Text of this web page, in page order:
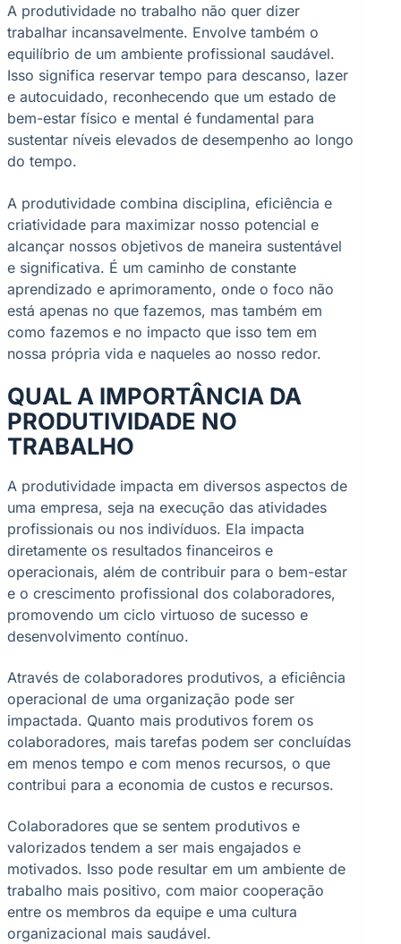
A produtividade no trabalho não quer dizer
trabalhar incansavelmente. Envolve também o
equilíbrio de um ambiente profissional saudável.
Isso significa reservar tempo para descanso, lazer
e autocuidado, reconhecendo que um estado de
bem-estar físico e mental é fundamental para
sustentar níveis elevados de desempenho ao longo
do tempo.
A produtividade combina disciplina, eficiência e
criatividade para maximizar nosso potencial e
alcançar nossos objetivos de maneira sustentável
e significativa. É um caminho de constante
aprendizado e aprimoramento, onde o foco não
está apenas no que fazemos, mas também em
como fazemos e no impacto que isso tem em
nossa própria vida e naqueles ao nosso redor.
QUAL A IMPORTÂNCIA DA
PRODUTIVIDADE NO
TRABALHO
A produtividade impacta em diversos aspectos de
uma empresa, seja na execução das atividades
profissionais ou nos indivíduos. Ela impacta
diretamente os resultados financeiros e
operacionais, além de contribuir para o bem-estar
e o crescimento profissional dos colaboradores,
promovendo um ciclo virtuoso de sucesso e
desenvolvimento contínuo.
Através de colaboradores produtivos, a eficiência
operacional de uma organização pode ser
impactada. Quanto mais produtivos forem os
colaboradores, mais tarefas podem ser concluídas
em menos tempo e com menos recursos, o que
contribui para a economia de custos e recursos.
Colaboradores que se sentem produtivos e
valorizados tendem a ser mais engajados e
motivados. Isso pode resultar em um ambiente de
trabalho mais positivo, com maior cooperação
entre os membros da equipe e uma cultura
organizacional mais saudável.